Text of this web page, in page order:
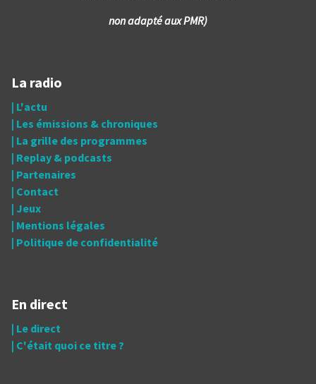
non adapté aux PMR)
La radio
| L'actu
| Les émissions & chroniques
| La grille des programmes
| Replay & podcasts
| Partenaires
| Contact
| Jeux
| Mentions légales
| Politique de confidentialité
En direct
| Le direct
| C'était quoi ce titre ?